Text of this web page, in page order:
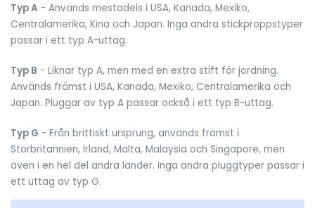
Typ A - Används mestadels i USA, Kanada, Mexiko,
Centralamerika, Kina och Japan. Inga andra stickproppstyper
passar i ett typ A-uttag.
Typ B - Liknar typ A, men med en extra stift för jordning.
Används främst i USA, Kanada, Mexiko, Centralamerika och
Japan. Pluggar av typ A passar också i ett typ B-uttag.
Typ G - Från brittiskt ursprung, används främst i
Storbritannien, Irland, Malta, Malaysia och Singapore, men
även i en hel del andra länder. Inga andra pluggtyper passar i
ett uttag av typ G.